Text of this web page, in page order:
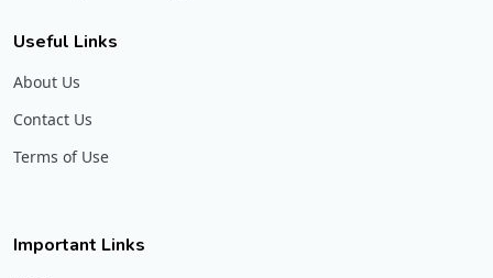
Useful Links
About Us
Contact Us
Terms of Use
Important Links